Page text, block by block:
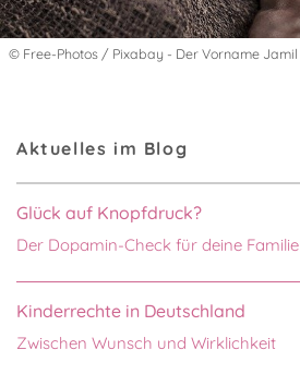
© Free-Photos / Pixabay - Der Vorname Jamil
Aktuelles im Blog
Glück auf Knopfdruck?
Der Dopamin-Check für deine Familie
Kinderrechte in Deutschland
Zwischen Wunsch und Wirklichkeit